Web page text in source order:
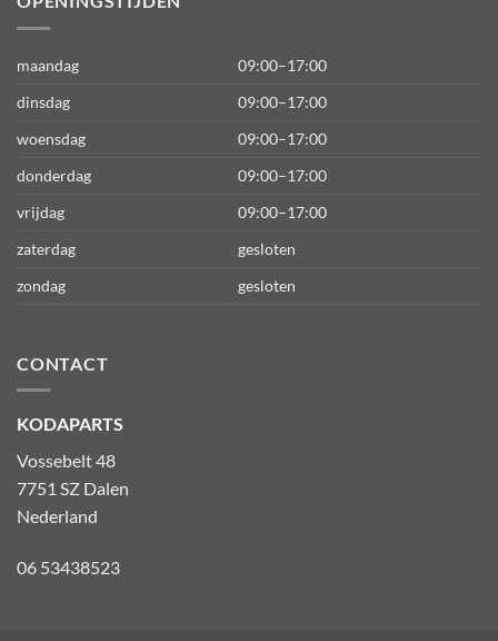
maandag
09:00–17:00
dinsdag
09:00–17:00
woensdag
09:00–17:00
donderdag
09:00–17:00
vrijdag
09:00–17:00
zaterdag
gesloten
zondag
gesloten
CONTACT
KODAPARTS
Vossebelt 48
7751 SZ Dalen
Nederland
06 53438523